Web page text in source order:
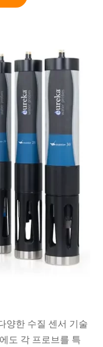
양한 수질 센서 기술
도 각 프로브를 특